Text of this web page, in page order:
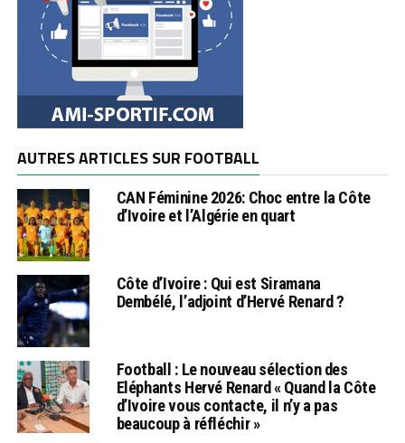
AUTRES ARTICLES SUR FOOTBALL
CAN Féminine 2026: Choc entre la Côte
d’Ivoire et l’Algérie en quart
Côte d’Ivoire : Qui est Siramana
Dembélé, l’adjoint d’Hervé Renard ?
Football : Le nouveau sélection des
Eléphants Hervé Renard « Quand la Côte
d’Ivoire vous contacte, il n’y a pas
beaucoup à réfléchir »